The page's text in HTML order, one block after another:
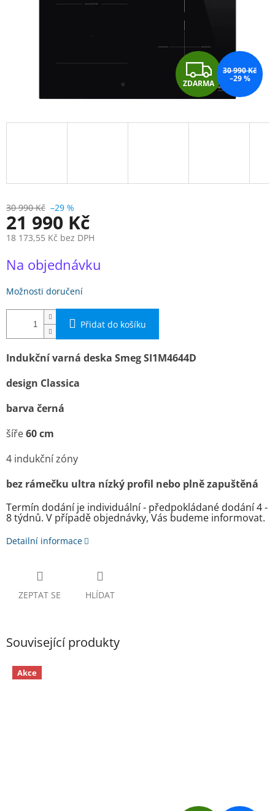
Z
D
A
ZDARMA
30 990 Kč
–29 %
30 990 Kč –29 %
21 990 Kč
18 173,55 Kč bez DPH
cena:
Na objednávku
Možnosti doručení
Přidat do košíku
Indukční­ varná deska Smeg SI1M4644D
design Classica
barva černá
ší­ře60 cm
4 indukční zóny
bez rámečku ultra nízký profil nebo plně zapuštěná
Termín dodání je individuální - předpokládané dodání 4 -
8 týdnů. V případě objednávky, Vás budeme informovat.
Detailní informace
ZEPTAT SE HLÍDAT
Související produkty
Akce